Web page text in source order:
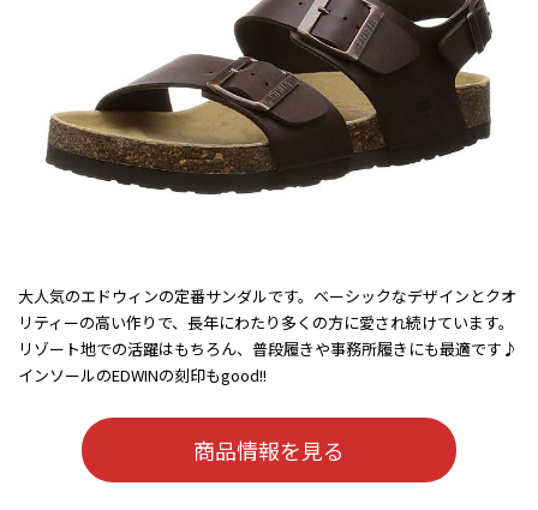
大人気のエドウィンの定番サンダルです。ベーシックなデザインとクオ
リティーの高い作りで、長年にわたり多くの方に愛され続けています。
リゾート地での活躍はもちろん、普段履きや事務所履きにも最適です♪
インソールのEDWINの刻印もgood!!
商品情報を見る